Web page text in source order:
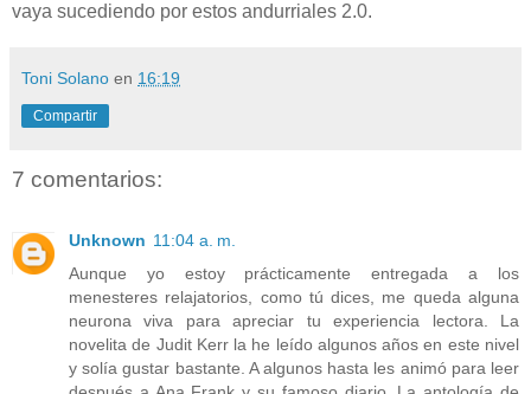
vaya sucediendo por estos andurriales 2.0.
Toni Solano en 16:19
Compartir
7 comentarios:
Unknown 11:04 a. m.
Aunque yo estoy prácticamente entregada a los
menesteres relajatorios, como tú dices, me queda alguna
neurona viva para apreciar tu experiencia lectora. La
novelita de Judit Kerr la he leído algunos años en este nivel
y solía gustar bastante. A algunos hasta les animó para leer